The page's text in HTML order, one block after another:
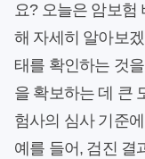
요? 오늘은 암보험
해 자세히 알아보
태를 확인하는 것
을 확보하는 데 큰
험사의 심사 기준
예를 들어, 검진 결